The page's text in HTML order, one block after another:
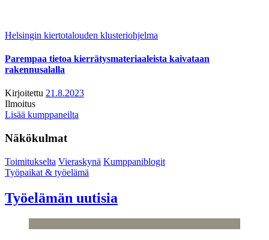
Helsingin kiertotalouden klusteriohjelma
Parempaa tietoa kierrätysmateriaaleista kaivataan
rakennusalalla
Kirjoitettu 21.8.2023
Ilmoitus
Lisää kumppaneilta
Näkökulmat
Toimitukselta Vieraskynä Kumppaniblogit
Työpaikat & työelämä
Työelämän uutisia